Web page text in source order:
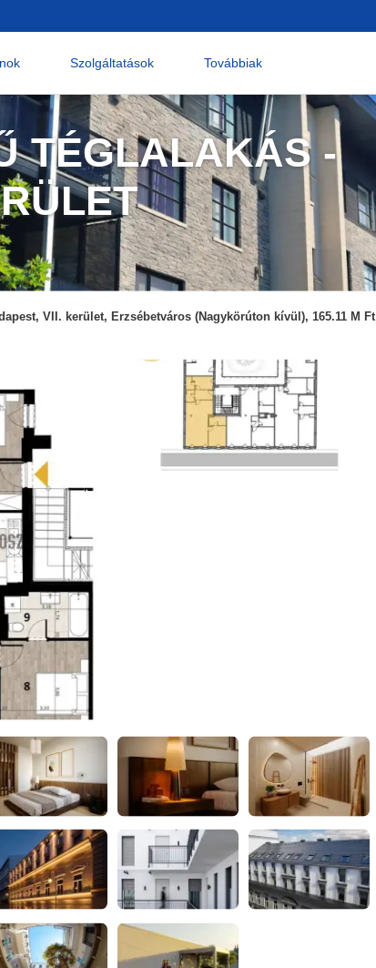
Szolgáltatások Továbbiak
TÉGLALAKÁS -
VII. kerület, Erzsébetváros (Nagykörúton kívül), 165.11 M Ft